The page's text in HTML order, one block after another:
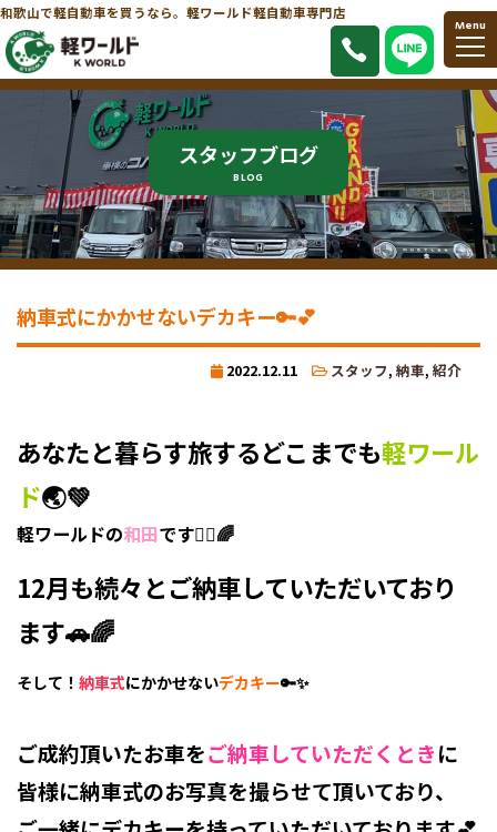
和歌山で軽自動車を買うなら。軽ワールド軽自動車専門店
Menu
スタッフブログ
BLOG
納車式にかかせないデカキー🔑💕
2022.12.11 スタッフ, 納車, 紹介
あなたと暮らす旅するどこまでも軽ワール
ド🌏💚
軽ワールドの和田です🙋‍♀️🌈
12月も続々とご納車していただいており
ます🚗🌈
そして！ 納車式にかかせないデカキー🔑✨
ご成約頂いたお車をご納車していただくときに
皆様に納車式のお写真を撮らせて頂いており、